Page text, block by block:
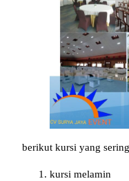
berikut kursi yang
kursi melamin